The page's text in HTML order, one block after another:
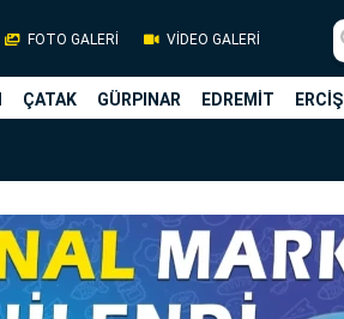
FOTO GALERİ VİDEO GALERİ
ÇATAK GÜRPINAR EDREMİT ERCİŞ